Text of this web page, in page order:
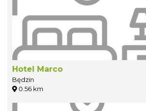
Hotel Marco
Będzin
0.56 km